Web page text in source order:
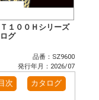
戸（39）
（123）
）
）
１００Ｈシリーズ
グ
品番：SZ9600
発行年月：2026/07
次 カタログ